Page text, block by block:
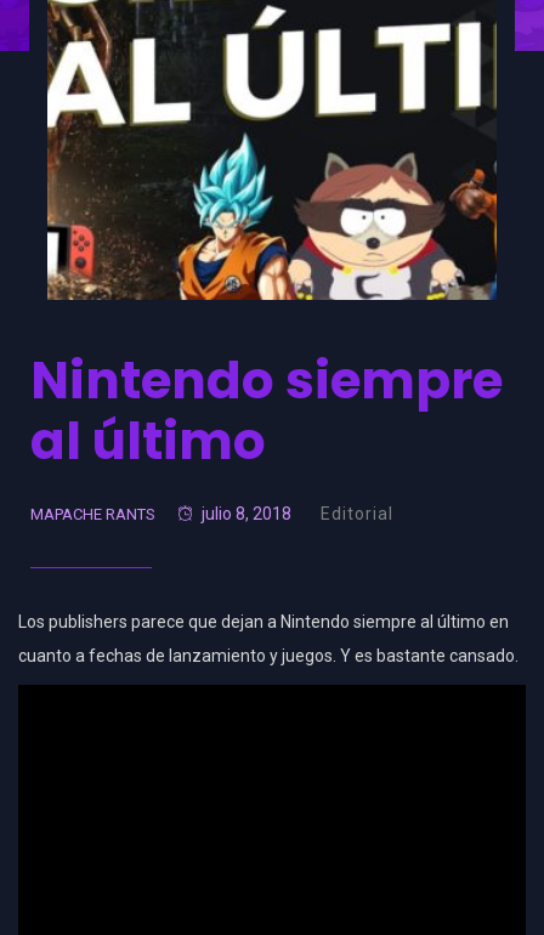
Nintendo siempre
al último
MAPACHE RANTS julio 8, 2018 Editorial
Los publishers parece que dejan a Nintendo siempre al último en
cuanto a fechas de lanzamiento y juegos. Y es bastante cansado.